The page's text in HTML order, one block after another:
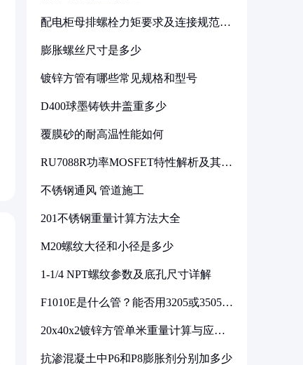
配电柜母排螺栓力矩要求及连接规范详
膨胀螺丝尺寸是多少
镀锌方管有哪些常见规格和型号
D400球墨铸铁井盖重多少
覆膜砂的耐高温性能如何
RU7088R功率MOSFET特性解析及其在
不锈钢通风 管道施工
201不锈钢重量计算方法大全
M20螺纹大径和小径是多少
1-1/4 NPT螺纹参数及底孔尺寸详解
F1010E是什么管？能否用3205或3505代
20x40x2镀锌方管单米重量计算与应用
抗渗混凝土中P6和P8膨胀剂分别加多少